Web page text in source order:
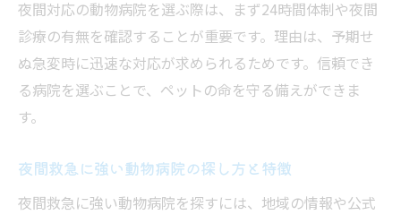
夜間対応の動物病院を選ぶ際は、まず24時間体制や夜間
診療の有無を確認することが重要です。理由は、予期せ
ぬ急変時に迅速な対応が求められるためです。信頼でき
る病院を選ぶことで、ペットの命を守る備えができま
す。
夜間救急に強い動物病院の探し方と特徴
夜間救急に強い動物病院を探すには、地域の情報や公式